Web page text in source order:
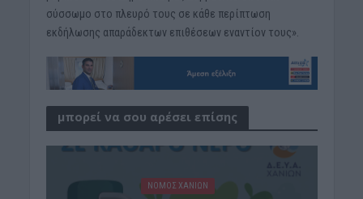
σύσσωμο στο πλευρό τους σε κάθε περίπτωση
εκδήλωσης απαράδεκτων επιθέσεων εναντίον τους».
μπορεί να σου αρέσει επίσης
ΝΟΜΌΣ ΧΑΝΊΩΝ